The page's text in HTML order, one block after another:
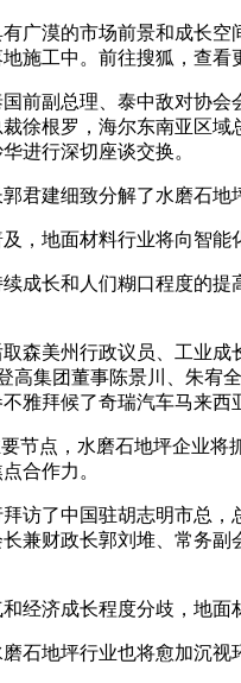
漠的市场前景和成长空
施工中。前往搜狐，查看
副总理、泰中敌对协会
徐根罗，海尔东南亚区
进行深切座谈交换。
建细致分解了水磨石地
地面材料行业将向智能
长和人们糊口程度的提
美州行政议员、工业成
高集团董事陈景川、朱
雅拜候了奇瑞汽车马来西
点，水磨石地坪企业将
合作力。
了中国驻胡志明市总，
兼财政长郭刘堆、常务
济成长程度分歧，地面
地坪行业也将愈加沉视